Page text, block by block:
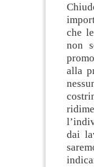
che
non
alla
dai